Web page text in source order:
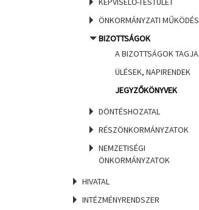
ÖNKORMÁNYZATI MŰKÖDÉS
BIZOTTSÁGOK
A BIZOTTSÁGOK TAGJA
ÜLÉSEK, NAPIRENDEK
JEGYZŐKÖNYVEK
DÖNTÉSHOZATAL
RÉSZÖNKORMÁNYZATOK
NEMZETISÉGI
ÖNKORMÁNYZATOK
HIVATAL
INTÉZMÉNYRENDSZER